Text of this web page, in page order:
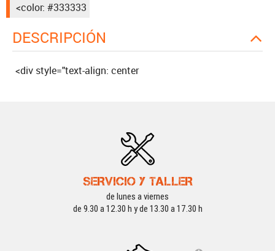
<color: #333333
DESCRIPCIÓN
<div style="text-align: center
SERVICIO Y TALLER
de lunes a viernes
de 9.30 a 12.30 h y de 13.30 a 17.30 h